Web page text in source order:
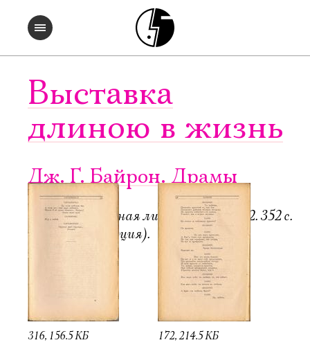
Выставка
длиною в жизнь
Дж. Г. Байрон. Драмы
Пб.-М.: Всемирная литература, 1922. 352 с.
6000 экз. (редакция).
316, 156.5 КБ 172, 214.5 КБ